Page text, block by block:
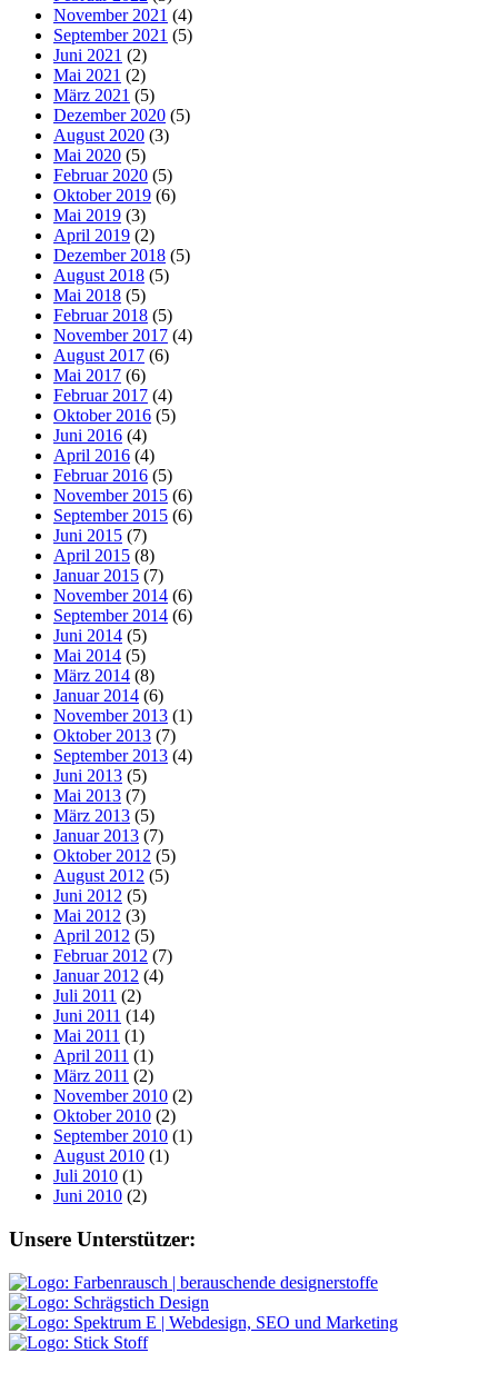
November 2021 (4)
September 2021 (5)
Juni 2021 (2)
Mai 2021 (2)
März 2021 (5)
Dezember 2020 (5)
August 2020 (3)
Mai 2020 (5)
Februar 2020 (5)
Oktober 2019 (6)
Mai 2019 (3)
April 2019 (2)
Dezember 2018 (5)
August 2018 (5)
Mai 2018 (5)
Februar 2018 (5)
November 2017 (4)
August 2017 (6)
Mai 2017 (6)
Februar 2017 (4)
Oktober 2016 (5)
Juni 2016 (4)
April 2016 (4)
Februar 2016 (5)
November 2015 (6)
September 2015 (6)
Juni 2015 (7)
April 2015 (8)
Januar 2015 (7)
November 2014 (6)
September 2014 (6)
Juni 2014 (5)
Mai 2014 (5)
März 2014 (8)
Januar 2014 (6)
November 2013 (1)
Oktober 2013 (7)
September 2013 (4)
Juni 2013 (5)
Mai 2013 (7)
März 2013 (5)
Januar 2013 (7)
Oktober 2012 (5)
August 2012 (5)
Juni 2012 (5)
Mai 2012 (3)
April 2012 (5)
Februar 2012 (7)
Januar 2012 (4)
Juli 2011 (2)
Juni 2011 (14)
Mai 2011 (1)
April 2011 (1)
März 2011 (2)
November 2010 (2)
Oktober 2010 (2)
September 2010 (1)
August 2010 (1)
Juli 2010 (1)
Juni 2010 (2)
Footer
Unsere Unterstützer: